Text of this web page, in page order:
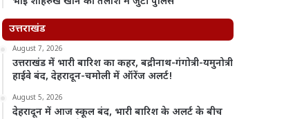
उत्तराखंड
August 7, 2026
उत्तराखंड में भारी बारिश का कहर, बद्रीनाथ-गंगोत्री-यमुनोत्री
हाईवे बंद, देहरादून-चमोली में ऑरेंज अलर्ट!
August 5, 2026
देहरादून में आज स्कूल बंद, भारी बारिश के अलर्ट के बीच